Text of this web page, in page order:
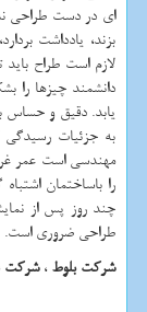
ای در دست طراحی
بزند، یادداشت
لازم است طراح
دانشمند چیزها را
یابد. دقیق و حساس
به جزئیات رسیدگی
مهندسی است عمر
را باساختمان
چند روز پس از
طراحی ضروری است.
شرکت بلوط،شرکت